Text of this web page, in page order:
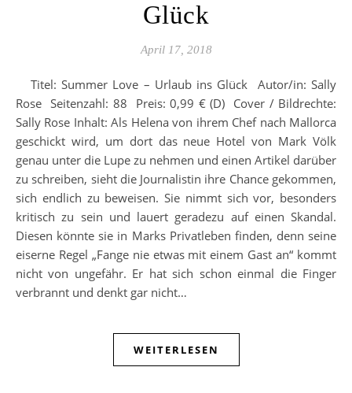
Glück
April 17, 2018
Titel: Summer Love – Urlaub ins Glück Autor/in: Sally
Rose Seitenzahl: 88 Preis: 0,99 € (D) Cover / Bildrechte:
Sally Rose Inhalt: Als Helena von ihrem Chef nach Mallorca
geschickt wird, um dort das neue Hotel von Mark Völk
genau unter die Lupe zu nehmen und einen Artikel darüber
zu schreiben, sieht die Journalistin ihre Chance gekommen,
sich endlich zu beweisen. Sie nimmt sich vor, besonders
kritisch zu sein und lauert geradezu auf einen Skandal.
Diesen könnte sie in Marks Privatleben finden, denn seine
eiserne Regel „Fange nie etwas mit einem Gast an“ kommt
nicht von ungefähr. Er hat sich schon einmal die Finger
verbrannt und denkt gar nicht…
WEITERLESEN